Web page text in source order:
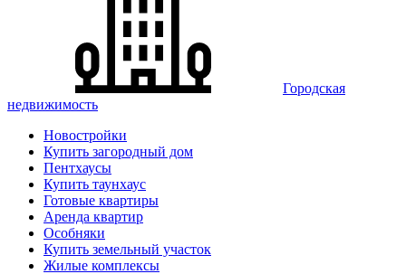
Городская
недвижимость
Новостройки
Купить загородный дом
Пентхаусы
Купить таунхаус
Готовые квартиры
Аренда квартир
Особняки
Купить земельный участок
Жилые комплексы